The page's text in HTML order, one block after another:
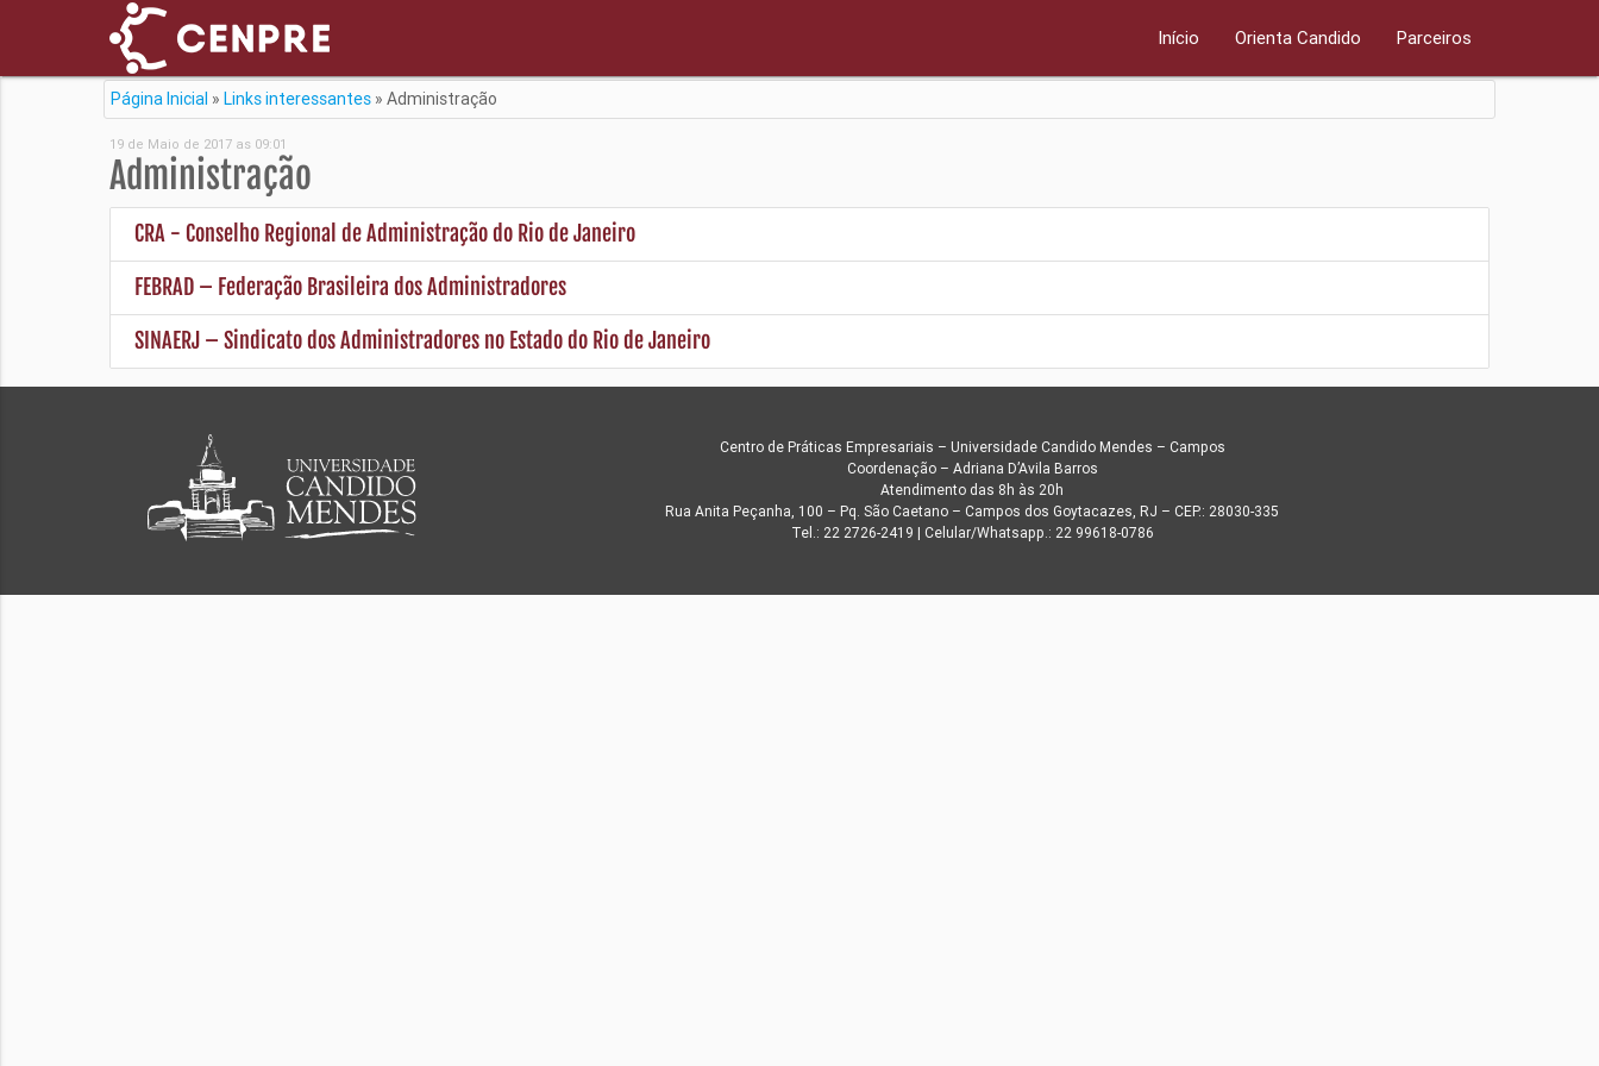
Início Orienta Candido Parceiros
Página Inicial » Links interessantes » Administração
19 de Maio de 2017 as 09:01
Administração
CRA - Conselho Regional de Administração do Rio de Janeiro
FEBRAD – Federação Brasileira dos Administradores
SINAERJ – Sindicato dos Administradores no Estado do Rio de Janeiro
Centro de Práticas Empresariais – Universidade Candido Mendes – Campos
Coordenação – Adriana D’Avila Barros
Atendimento das 8h às 20h
Rua Anita Peçanha, 100 – Pq. São Caetano – Campos dos Goytacazes, RJ – CEP.: 28030-335
Tel.: 22 2726-2419 | Celular/Whatsapp.: 22 99618-0786